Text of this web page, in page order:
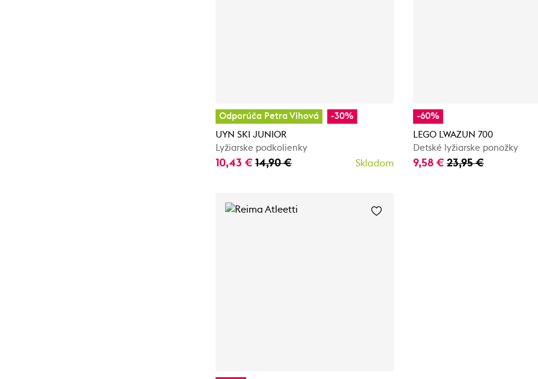
Odporúča Petra Vlhová -30%
UYN SKI JUNIOR
Lyžiarske podkolienky
10,43 € 14,90 € Skladom
-60%
LEGO LWAZUN 700
Detské lyžiarske ponožky
9,58 € 23,95 €